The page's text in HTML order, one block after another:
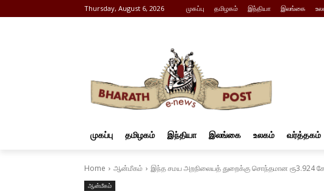
Thursday, August 6, 2026 முகப்பு தமிழகம் இந்தியா இலங்கை
முகப்பு தமிழகம் இந்தியா இலங்கை உலகம் வர்த்தகம்
Home ஆன்மீகம் இந்த சமய அறநிலையத் துறைக்கு சொந்தமான ரூ3.924
ஆன்மீகம்